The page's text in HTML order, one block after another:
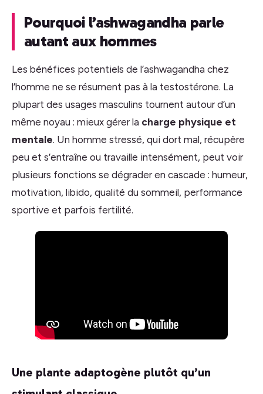
Pourquoi l’ashwagandha parle
autant aux hommes
Les bénéfices potentiels de l’ashwagandha chez
l’homme ne se résument pas à la testostérone. La
plupart des usages masculins tournent autour d’un
même noyau : mieux gérer la charge physique et
mentale. Un homme stressé, qui dort mal, récupère
peu et s’entraîne ou travaille intensément, peut voir
plusieurs fonctions se dégrader en cascade : humeur,
motivation, libido, qualité du sommeil, performance
sportive et parfois fertilité.
Une plante adaptogène plutôt qu’un